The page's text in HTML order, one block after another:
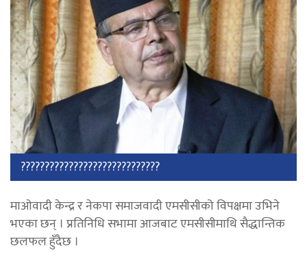
?????????????????????????????
माओवादी केन्द्र र नेकपा समाजवादी एमसीसीको विपक्षमा उभिने
भएका छन् । प्रतिनिधि सभामा आजबाट एमसीसीमाथि सैद्धान्तिक
छलफल हुँदैछ ।